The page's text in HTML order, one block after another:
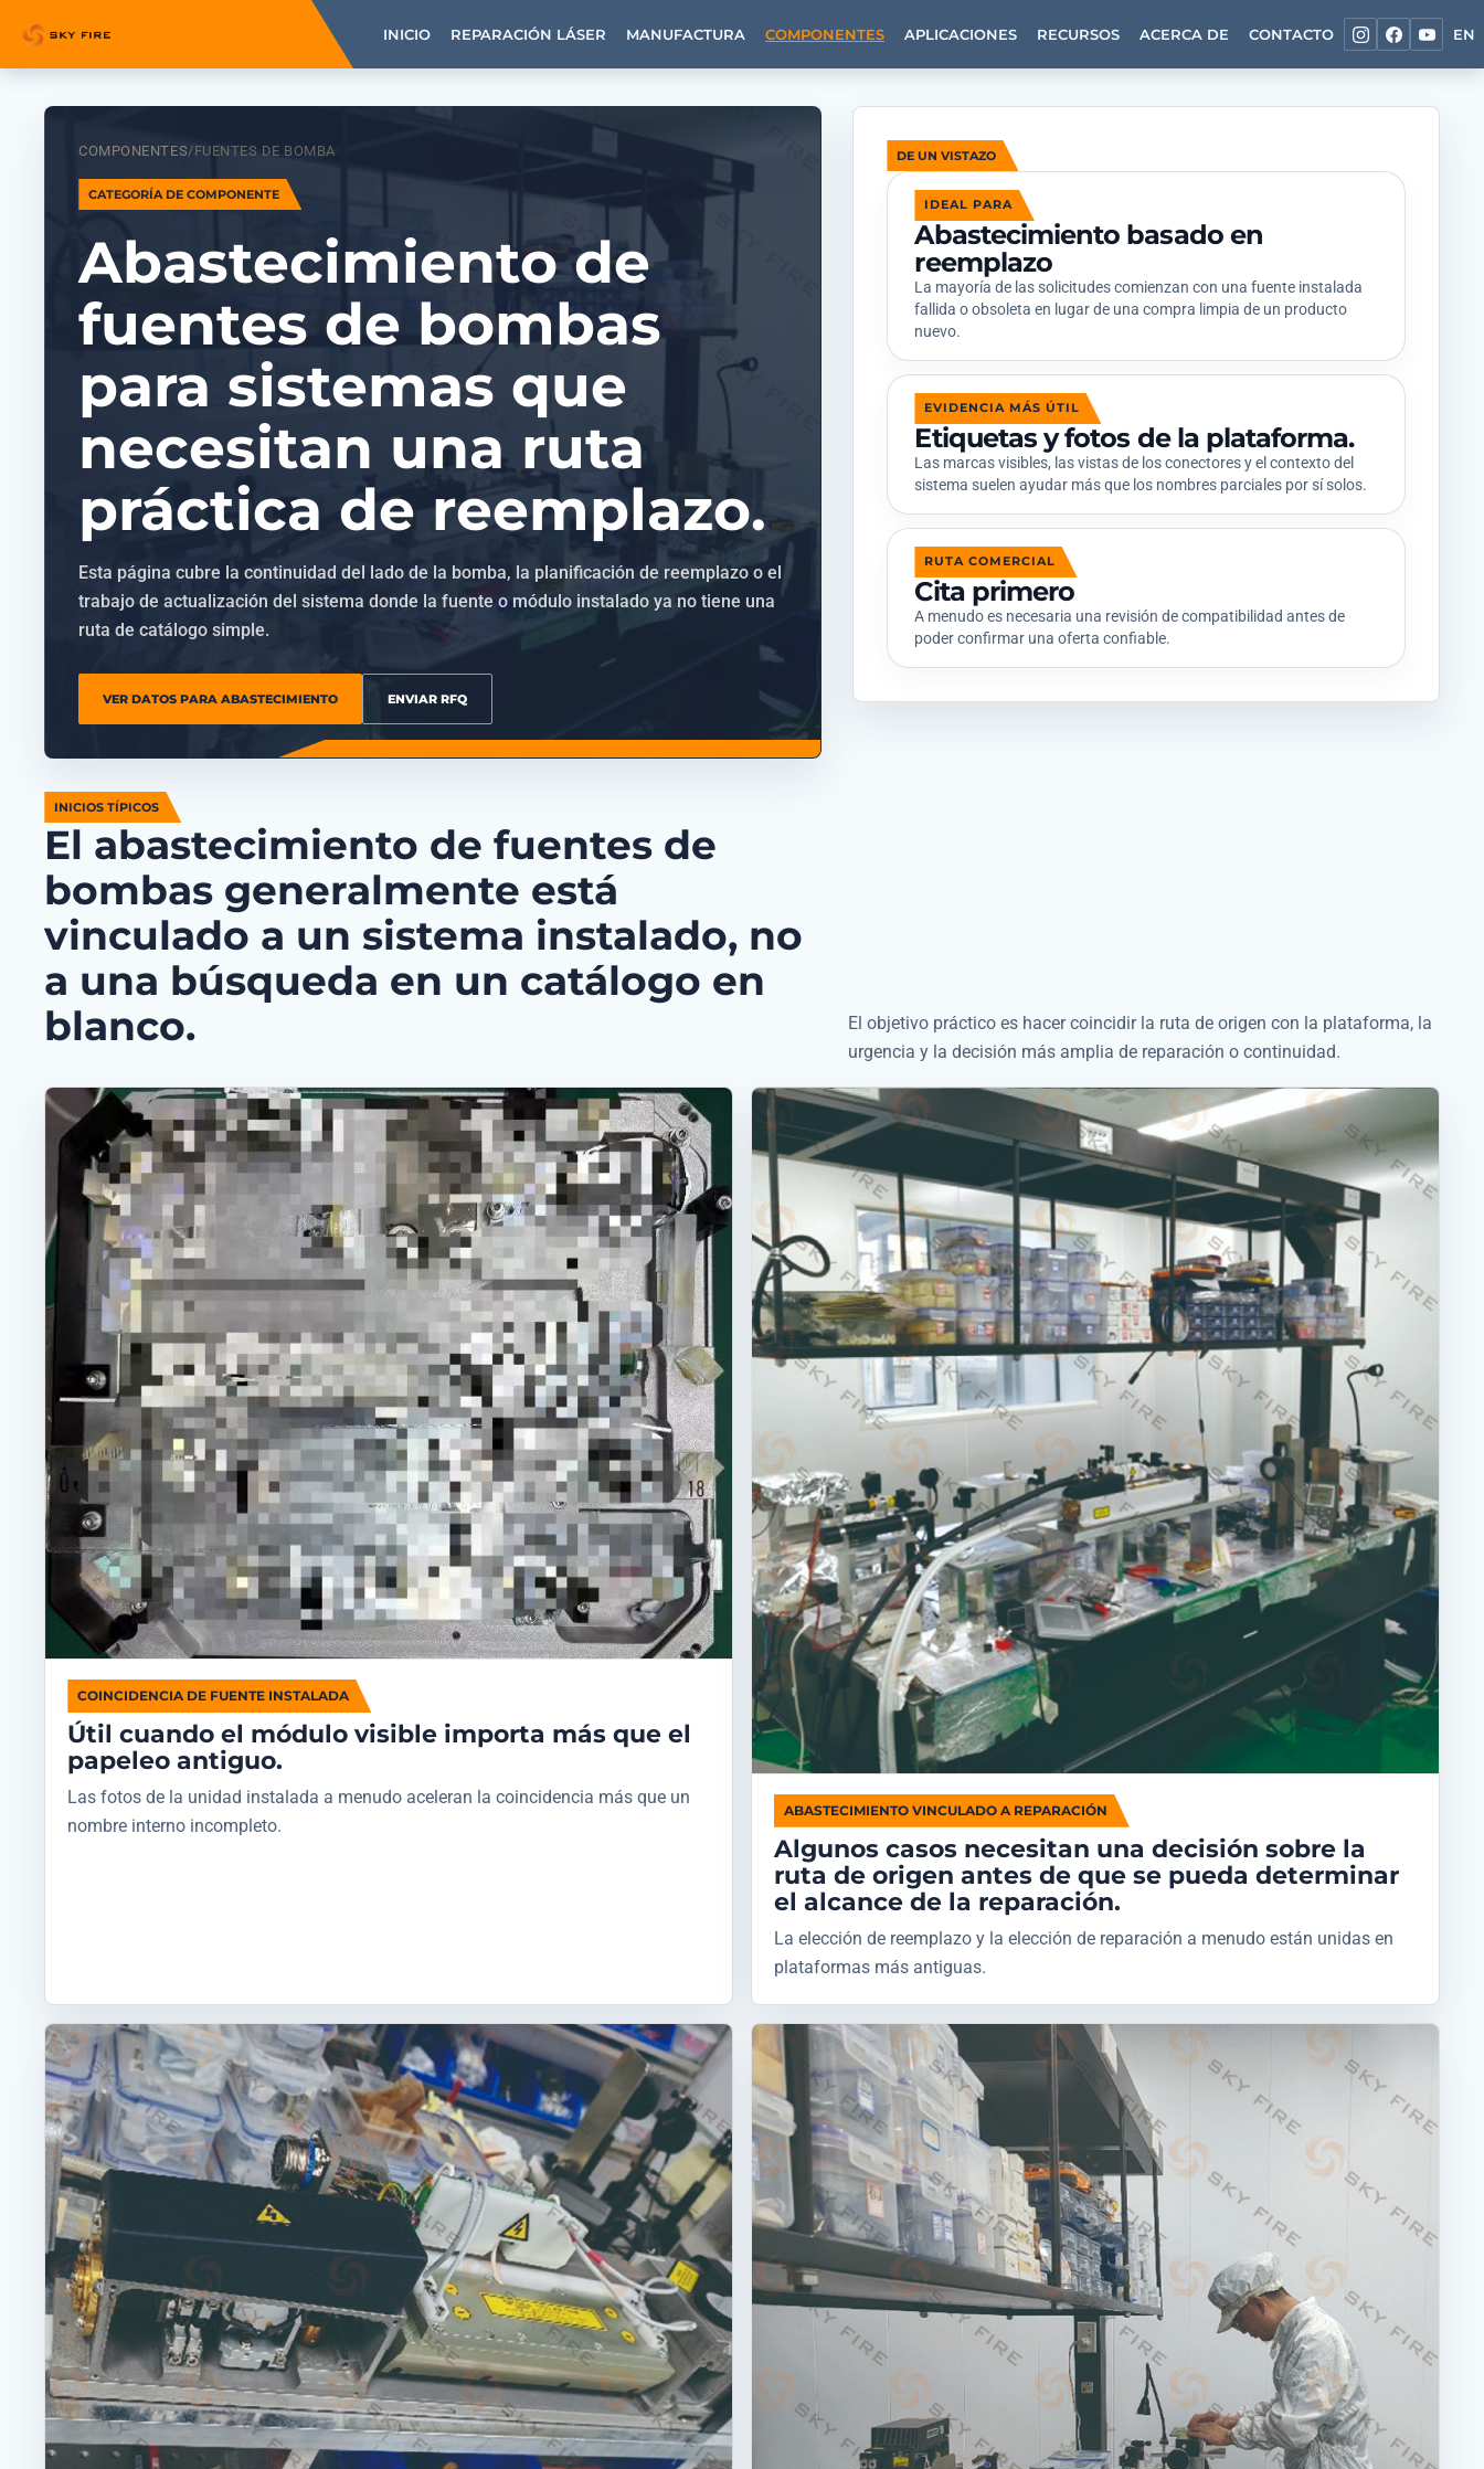
INICIO REPARACIÓN LÁSER MANUFACTURA COMPONENTES APLICACIONES RECURSOS ACERCA DE CONTACTO EN
COMPONENTES/FUENTES DE BOMBA
CATEGORÍA DE COMPONENTE
Abastecimiento de
fuentes de bombas
para sistemas que
necesitan una ruta
práctica de reemplazo.
Esta página cubre la continuidad del lado de la bomba, la planificación de reemplazo o el
trabajo de actualización del sistema donde la fuente o módulo instalado ya no tiene una
ruta de catálogo simple.
VER DATOS PARA ABASTECIMIENTO ENVIAR RFQ
DE UN VISTAZO
IDEAL PARA
Abastecimiento basado en
reemplazo
La mayoría de las solicitudes comienzan con una fuente instalada
fallida o obsoleta en lugar de una compra limpia de un producto
nuevo.
EVIDENCIA MÁS ÚTIL
Etiquetas y fotos de la plataforma.
Las marcas visibles, las vistas de los conectores y el contexto del
sistema suelen ayudar más que los nombres parciales por sí solos.
RUTA COMERCIAL
Cita primero
A menudo es necesaria una revisión de compatibilidad antes de
poder confirmar una oferta confiable.
INICIOS TÍPICOS
El abastecimiento de fuentes de
bombas generalmente está
vinculado a un sistema instalado, no
a una búsqueda en un catálogo en
blanco.
El objetivo práctico es hacer coincidir la ruta de origen con la plataforma, la
urgencia y la decisión más amplia de reparación o continuidad.
COINCIDENCIA DE FUENTE INSTALADA
Útil cuando el módulo visible importa más que el
papeleo antiguo.
Las fotos de la unidad instalada a menudo aceleran la coincidencia más que un
nombre interno incompleto.
ABASTECIMIENTO VINCULADO A REPARACIÓN
Algunos casos necesitan una decisión sobre la
ruta de origen antes de que se pueda determinar
el alcance de la reparación.
La elección de reemplazo y la elección de reparación a menudo están unidas en
plataformas más antiguas.